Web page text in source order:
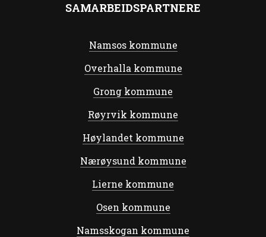
SAMARBEIDSPARTNERE
Namsos kommune
Overhalla kommune
Grong kommune
Røyrvik kommune
Høylandet kommune
Nærøysund kommune
Lierne kommune
Osen kommune
Namsskogan kommune